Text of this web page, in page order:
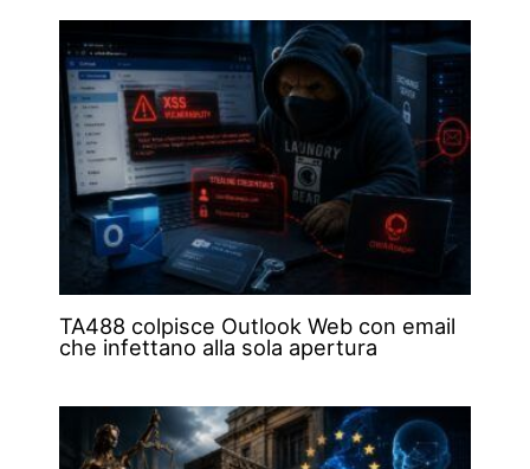
TA488 colpisce Outlook Web con email
che infettano alla sola apertura